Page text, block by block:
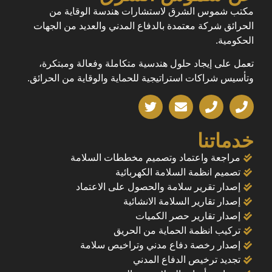
مكتب شموس الشرق لاستشارات هندسة الوقاية من
الحرائق شركة معتمدة بالدفاع المدني والعديد من الجهات
الحكومية.
تعمل على إيجاد حلول هندسية متكاملة وفعالة ومبتكرة،
وتأسيس شراكات استراتيجية للحماية والوقاية من الحرائق.
خدماتنا
مراجعة واعتماد وتصميم مخططات السلامة
تصميم انظمة السلامة الكهربائية
إصدار تقرير سلامة والحصول على الاعتماد
إصدار تقارير السلامة الانشائية
إصدار تقارير حصر الكميات
تركيب انظمة الحماية من الحريق
إصدار رخصة دفاع مدني وتراخيص سلامة
تجديد ترخيص الدفاع المدني